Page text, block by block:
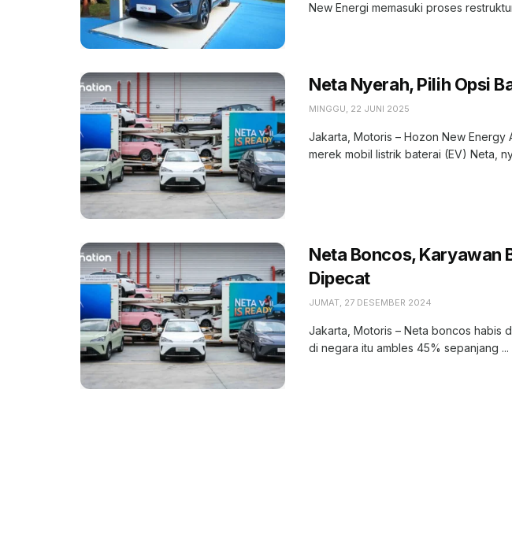
New Energi memasuki proses
Neta Nyerah, Pilih Opsi
MINGGU, 22 JUNI 2025
Jakarta, Motoris – Hozon New Energy
merek mobil listrik baterai (EV) Neta,
Neta Boncos, Karyawan
Dipecat
JUMAT, 27 DESEMBER 2024
Jakarta, Motoris – Neta boncos habis
di negara itu ambles 45% sepanjang ...